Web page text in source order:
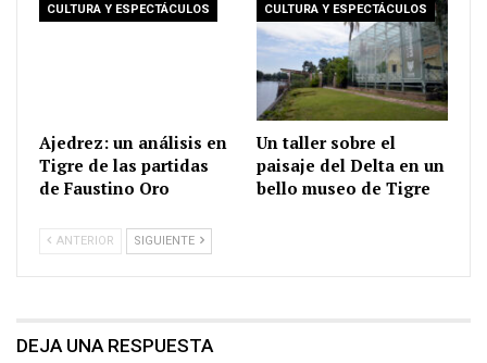
CULTURA Y ESPECTÁCULOS
Ajedrez: un análisis en
Tigre de las partidas
de Faustino Oro
CULTURA Y ESPECTÁCULOS
Un taller sobre el
paisaje del Delta en un
bello museo de Tigre
ANTERIOR SIGUIENTE
DEJA UNA RESPUESTA